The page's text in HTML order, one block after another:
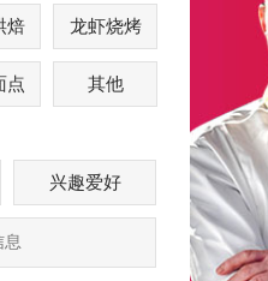
产品风味： 网红
适合人群： 自由职业
联系客
咨询人数：43688
焙 龙虾烧烤
点 其他
兴趣爱好